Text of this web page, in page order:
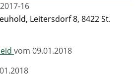
16
Leitersdorf 8, 8422 St.
vom 09.01.2018